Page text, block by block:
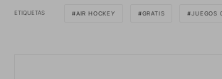
ETIQUETAS AIR HOCKEY GRATIS JUEGOS